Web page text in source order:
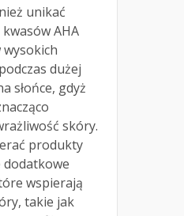
unikać
AHA
wysokich
dużej
słońce, gdyż
skóry.
produkty
dodatkowe
wspierają
takie jak